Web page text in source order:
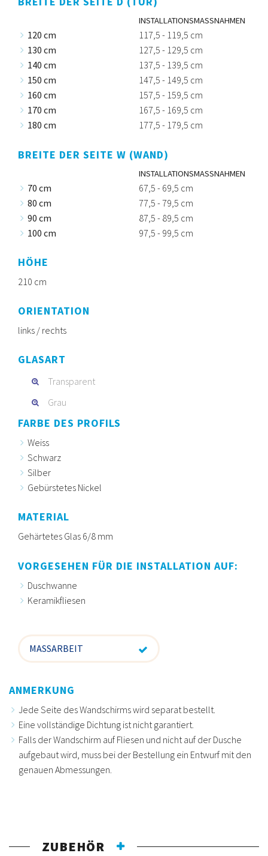
INSTALLATIONSMASSNAHMEN
120 cm
117,5 - 119,5 cm
130 cm
127,5 - 129,5 cm
140 cm
137,5 - 139,5 cm
150 cm
147,5 - 149,5 cm
160 cm
157,5 - 159,5 cm
170 cm
167,5 - 169,5 cm
180 cm
177,5 - 179,5 cm
BREITE DER SEITE W (WAND)
INSTALLATIONSMASSNAHMEN
70 cm
67,5 - 69,5 cm
80 cm
77,5 - 79,5 cm
90 cm
87,5 - 89,5 cm
100 cm
97,5 - 99,5 cm
HÖHE
210 cm
ORIENTATION
links / rechts
GLASART
Transparent
Grau
FARBE DES PROFILS
Weiss
Schwarz
Silber
Gebürstetes Nickel
MATERIAL
Gehärtetes Glas 6/8 mm
VORGESEHEN FÜR DIE INSTALLATION AUF:
Duschwanne
Keramikfliesen
MASSARBEIT
ANMERKUNG
Jede Seite des Wandschirms wird separat bestellt.
Eine vollständige Dichtung ist nicht garantiert.
Falls der Wandschirm auf Fliesen und nicht auf der Dusche
aufgebaut wird, muss bei der Bestellung ein Entwurf mit den
genauen Abmessungen.
ZUBEHÖR